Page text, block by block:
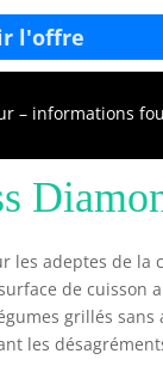
– informations
les adeptes de
de cuisson
grillés
les